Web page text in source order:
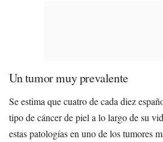
Un tumor muy prevalente
Se estima que cuatro de cada diez
tipo de cáncer de piel a lo largo de su
estas patologías en uno de los tumores